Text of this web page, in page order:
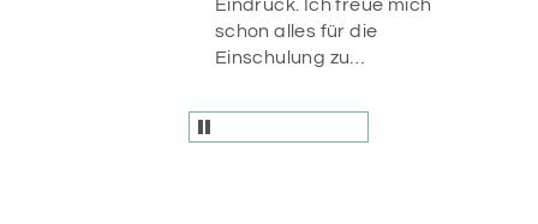
Eindruck. Ich freue mich
schon alles für die
Einschulung zu